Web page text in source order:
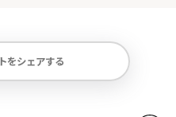
をシェアする